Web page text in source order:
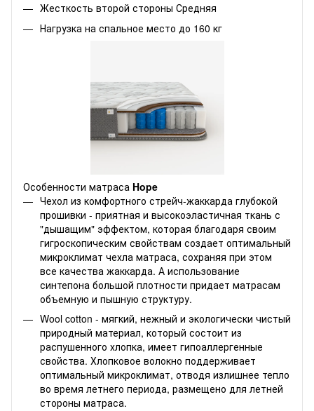
Жесткость второй стороны Средняя
Нагрузка на спальное место до 160 кг
Особенности матраса Hope
Чехол из комфортного стрейч-жаккарда глубокой
прошивки - приятная и высокоэластичная ткань с
"дышащим" эффектом, которая благодаря своим
гигроскопическим свойствам создает оптимальный
микроклимат чехла матраса, сохраняя при этом
все качества жаккарда. А использование
синтепона большой плотности придает матрасам
объемную и пышную структуру.
Wool cotton - мягкий, нежный и экологически чистый
природный материал, который состоит из
распушенного хлопка, имеет гипоаллергенные
свойства. Хлопковое волокно поддерживает
оптимальный микроклимат, отводя излишнее тепло
во время летнего периода, размещено для летней
стороны матраса.